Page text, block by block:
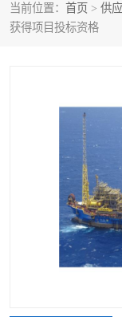
当前位置： 首页 > 供
获得项目投标资格
巴西认证